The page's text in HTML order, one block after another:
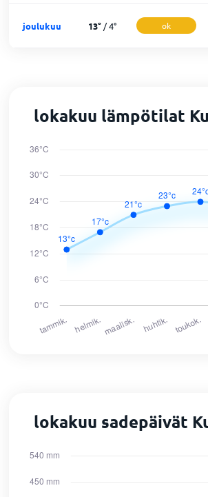
joulukuu 13°/4° ok
lokakuu lämpötilat
lokakuu sadepäivät